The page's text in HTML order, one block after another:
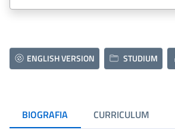
ENGLISH VERSION STUDIUM
BIOGRAFIA CURRICULUM